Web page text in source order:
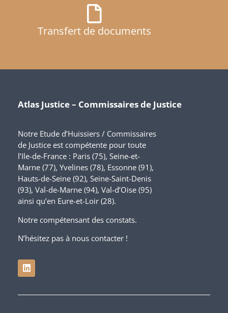
Transfert de documents
Atlas Justice – Commissaires de Justice
Notre Etude d’Huissiers / Commissaires
de Justice est compétente pour toute
l’Ile-de-France : Paris (75), Seine-et-
Marne (77), Yvelines (78), Essonne (91),
Hauts-de-Seine (92), Seine-Saint-Denis
(93), Val-de-Marne (94), Val-d’Oise (95)
ainsi qu’en Eure-et-Loir (28).
Notre compétensant des constats.
N’hésitez pas à nous contacter !